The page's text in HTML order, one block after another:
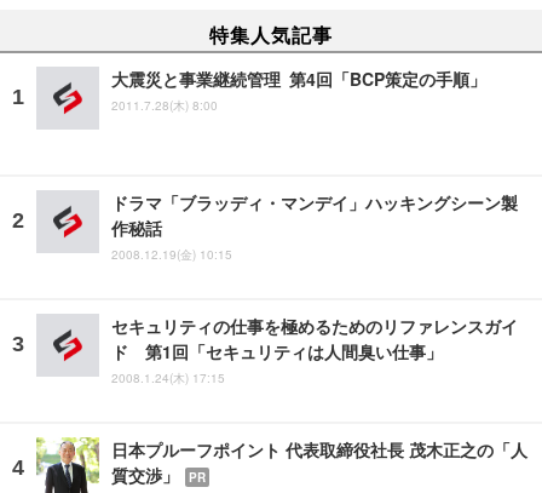
特集人気記事
大震災と事業継続管理 第4回「BCP策定の手順」
2011.7.28(木) 8:00
ドラマ「ブラッディ・マンデイ」ハッキングシーン製
作秘話
2008.12.19(金) 10:15
セキュリティの仕事を極めるためのリファレンスガイ
ド 第1回「セキュリティは人間臭い仕事」
2008.1.24(木) 17:15
日本プルーフポイント 代表取締役社長 茂木正之の「人
質交渉」
PR